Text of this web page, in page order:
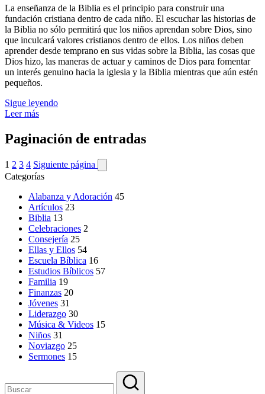
La enseñanza de la Biblia es el principio para construir una
fundación cristiana dentro de cada niño. El escuchar las historias de
la Biblia no sólo permitirá que los niños aprendan sobre Dios, sino
que inculcará valores cristianos dentro de ellos. Los niños deben
aprender desde temprano en sus vidas sobre la Biblia, las cosas que
Dios hizo, las maneras de actuar y caminos de Dios para fomentar
un interés genuino hacia la iglesia y la Biblia mientras que aún estén
pequeños.
Sigue leyendo
Leer más
Paginación de entradas
1 2 3 4 Siguiente página
Categorías
Alabanza y Adoración 45
Artículos 23
Biblia 13
Celebraciones 2
Consejería 25
Ellas y Ellos 54
Escuela Bíblica 16
Estudios Bíblicos 57
Familia 19
Finanzas 20
Jóvenes 31
Liderazgo 30
Música & Videos 15
Niños 31
Noviazgo 25
Sermones 15